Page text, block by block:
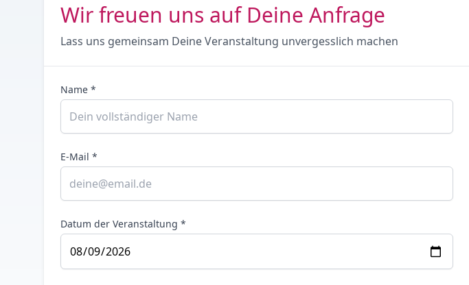
Wir freuen uns auf Deine Anfrage
Lass uns gemeinsam Deine Veranstaltung unvergesslich machen
Name *
E-Mail *
Datum der Veranstaltung *